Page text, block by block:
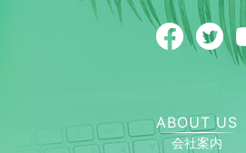
ABOUT US
会社案内